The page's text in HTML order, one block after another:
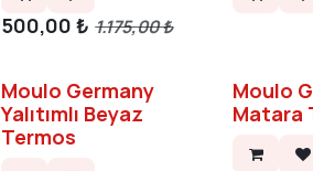
500,00 ₺ 1.175,00₺
Moulo Germany
Yalıtımlı Beyaz
Termos
Moulo
Matara